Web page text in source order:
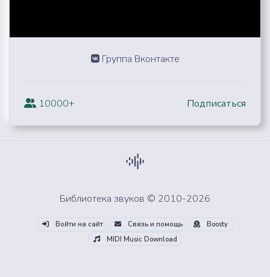
Группа Вконтакте
10000+ Подписаться
Библиотека звуков © 2010-2026
Войти на сайт Связь и помощь
Boosty
MIDI Music Download